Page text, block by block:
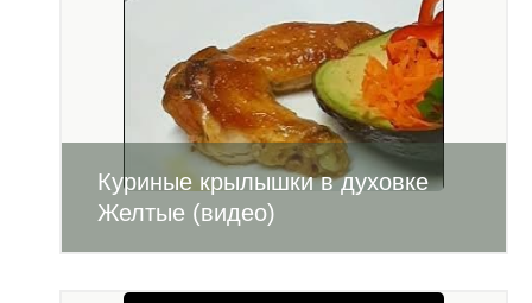
Куриные крылышки в духовке
Желтые (видео)